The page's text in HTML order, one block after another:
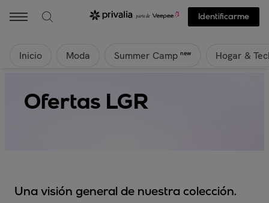
Identificarme
Inicio Moda Summer Camp new Hogar &
Ofertas LGR
Una visión general de nuestra colección.